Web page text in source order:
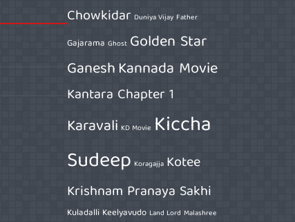
Chowkidar Duniya Vijay Father
Gajarama Ghost Golden Star
GaneshKannada Movie
Kantara Chapter 1
Karavali KD Movie Kiccha
Sudeep Koragajja Kotee
Krishnam Pranaya Sakhi
Kuladalli Keelyavudo Land Lord Malashree